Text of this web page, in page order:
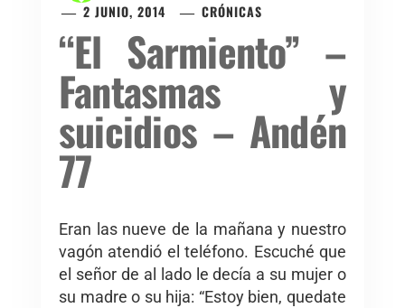
2 JUNIO, 2014
CRÓNICAS
“El Sarmiento” –
Fantasmas y
suicidios – Andén
77
Eran las nueve de la mañana y nuestro
vagón atendió el teléfono. Escuché que
el señor de al lado le decía a su mujer o
su madre o su hija: “Estoy bien, quedate